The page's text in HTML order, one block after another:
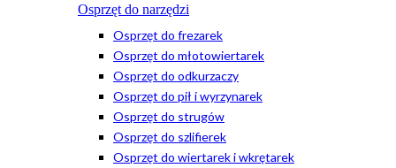
Osprzęt do narzędzi
Osprzęt do frezarek
Osprzęt do młotowiertarek
Osprzęt do odkurzaczy
Osprzęt do pił i wyrzynarek
Osprzęt do strugów
Osprzęt do szlifierek
Osprzęt do wiertarek i wkrętarek